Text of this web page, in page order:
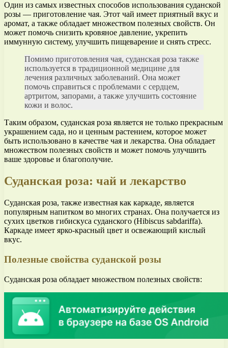
Один из самых известных способов использования суданской
розы — приготовление чая. Этот чай имеет приятный вкус и
аромат, а также обладает множеством полезных свойств. Он
может помочь снизить кровяное давление, укрепить
иммунную систему, улучшить пищеварение и снять стресс.
Помимо приготовления чая, суданская роза также
используется в традиционной медицине для
лечения различных заболеваний. Она может
помочь справиться с проблемами с сердцем,
артритом, запорами, а также улучшить состояние
кожи и волос.
Таким образом, суданская роза является не только прекрасным
украшением сада, но и ценным растением, которое может
быть использовано в качестве чая и лекарства. Она обладает
множеством полезных свойств и может помочь улучшить
ваше здоровье и благополучие.
Суданская роза: чай и лекарство
Суданская роза, также известная как каркаде, является
популярным напитком во многих странах. Она получается из
сухих цветков гибискуса суданского (Hibiscus sabdariffa).
Каркаде имеет ярко-красный цвет и освежающий кислый
вкус.
Полезные свойства суданской розы
Суданская роза обладает множеством полезных свойств: